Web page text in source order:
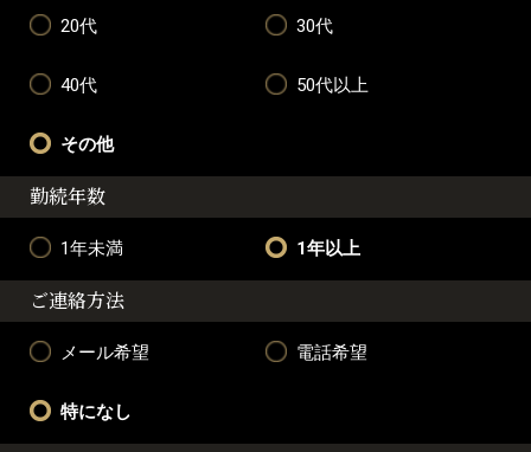
20代 30代
40代 50代以上
その他
勤続年数
1年未満 1年以上
ご連絡方法
メール希望 電話希望
特になし